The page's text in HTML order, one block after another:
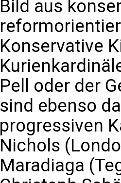
Bild aus
Konservative
Pell oder der
sind ebenso
progressiven
Nichols
Maradiaga